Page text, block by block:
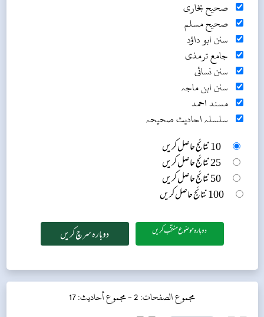
صحیح بخاری
صحیح مسلم
سنن ابو داؤد
جامع ترمذی
سنن نسائی
سنن ابن ماجہ
مسند احمد
سلسلہ احادیث صحیحہ
10 نتائج حاصل کریں
25 نتائج حاصل کریں
50 نتائج حاصل کریں
100 نتائج حاصل کریں
دوبارہ موضوع منتخب کریں
مجموع الصفحات: 2 - مجموع أحاديث: 17